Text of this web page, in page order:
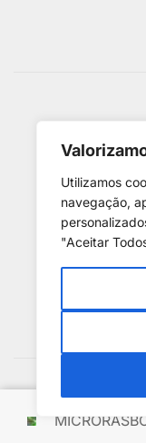
Utilizamos
navegação,
"Aceitar